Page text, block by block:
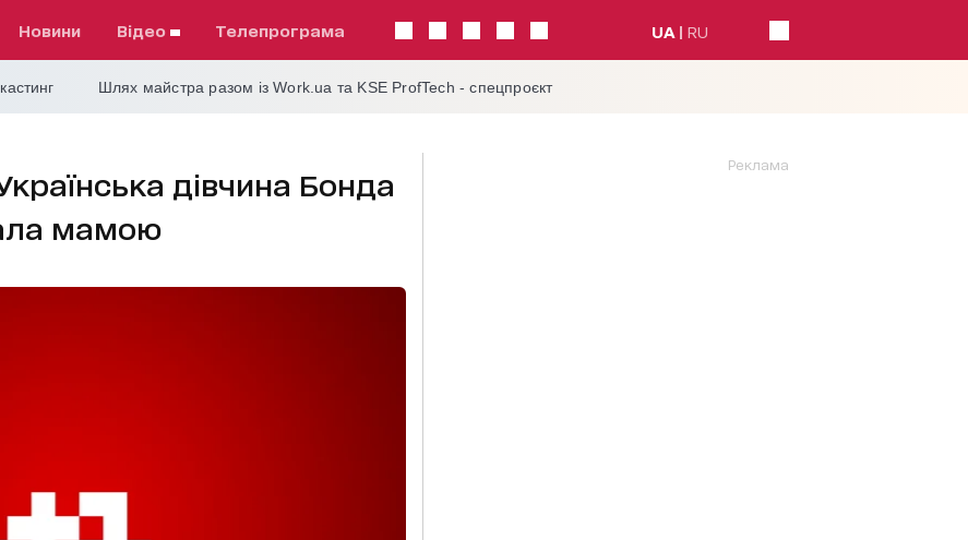
Новини відео телепрограма UA RU
Шлях майстра разом із Work.ua та KSE ProfTech - спецпроєкт
дівчина Бонда
мамою
Реклама